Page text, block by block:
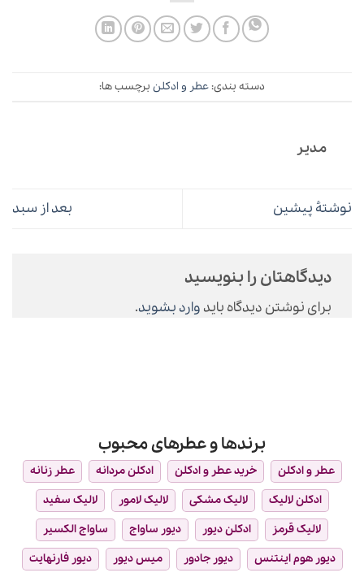
دسته بندی:عطر و ادکلن برچسب ها:
مدیر
نوشتهٔ پیشین بعد از سبد
دیدگاهتان را بنویسید
برای نوشتن دیدگاه باید وارد بشوید.
برندها و عطرهای محبوب
عطر و ادکلن خرید عطر و ادکلن ادکلن مردانه
عطر زنانه
ادکلن لالیک
لالیک مشکی لالیک لامور
لالیک سفید
لالیک قرمز
ادکلن دیور دیور ساواج
ساواج الکسیر
دیور هوم اینتنس
دیور جادور میس دیور
دیور فارنهایت